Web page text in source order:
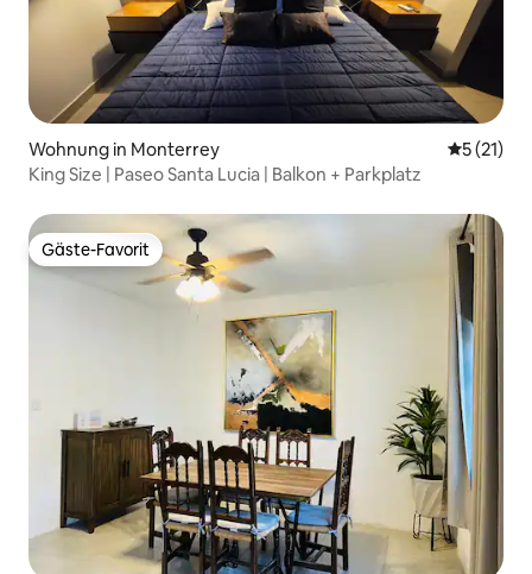
Wohnung in Monterrey
5 (21)
King Size | Paseo Santa Lucia | Balkon + Parkplatz
Gäste-Favorit
Gäste-Favorit